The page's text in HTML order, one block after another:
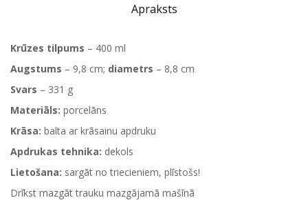
Apraksts
Krūzes tilpums – 400 ml
Augstums – 9,8 cm; diametrs – 8,8 cm
Svars – 331 g
Materiāls: porcelāns
Krāsa: balta ar krāsainu apdruku
Apdrukas tehnika: dekols
Lietošana: sargāt no triecieniem, plīstošs!
Drīkst mazgāt trauku mazgājamā mašīnā